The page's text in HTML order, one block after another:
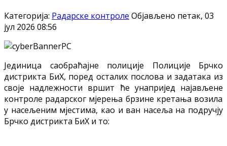
Категорија: Радарске контроле Објављено петак, 03
јул 2026 08:56
Јединица саобраћајне полиције Полиције Брчко
дистрикта БиХ, поред осталих послова и задатака из
своје надлежности вршит ће унапријед најављене
контроле радарског мјерења брзине кретања возила
у насељеним мјестима, као и ван насеља на подручју
Брчко дистрикта БиХ и то: